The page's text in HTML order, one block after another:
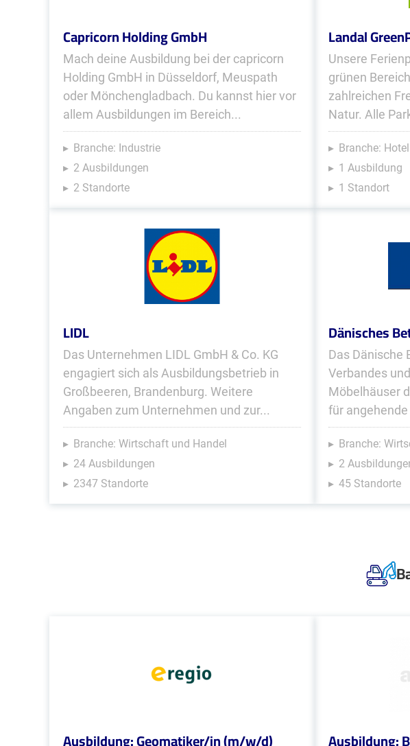
Capricorn Holding GmbH
Mach deine Ausbildung bei der capricorn
Holding GmbH in Düsseldorf, Meuspath
oder Mönchengladbach. Du kannst hier vor
allem Ausbildungen im Bereich...
Branche: Industrie
2 Ausbildungen
2 Standorte
Landal
Unsere
grünen
zahlreichen
Natur. Alle
Branche:
1 Ausbildung
1 Standort
LIDL
Das Unternehmen LIDL GmbH & Co. KG
engagiert sich als Ausbildungsbetrieb in
Großbeeren, Brandenburg. Weitere
Angaben zum Unternehmen und zur...
Branche: Wirtschaft und Handel
24 Ausbildungen
2347 Standorte
Dänisches
Das Dänische
Verbandes
Möbelhäuser
für angehende
Branche:
2
45 Standorte
Ausbildung: Geomatiker/in (m/w/d) Ausbildung: